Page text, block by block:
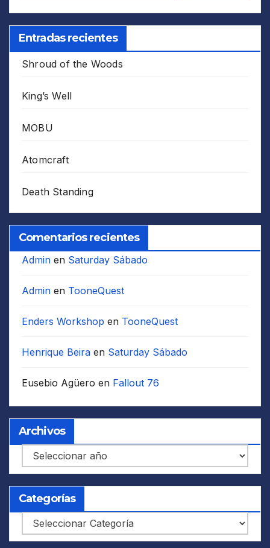
Entradas recientes
Shroud of the Woods
King’s Well
MOBU
Atomcraft
Death Standing
Comentarios recientes
Admin en Saturday Sábado
Admin en TooneQuest
Enders Workshop en TooneQuest
Henrique Beira en Saturday Sábado
Eusebio Agüero en Fallout 76
Archivos
Archivos
Categorías
Categorías